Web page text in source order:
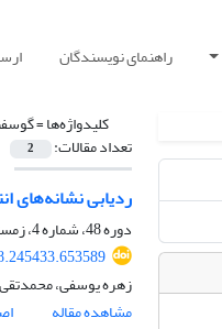
راهنمای نویسندگان
کلیدواژه‌ها =
تعداد مقالات: 2
ردیابی نشانه‌های
دوره 48، شماره 4، زمستان 1396، صفحه
زهره یوسفی،
مشاهده مقاله